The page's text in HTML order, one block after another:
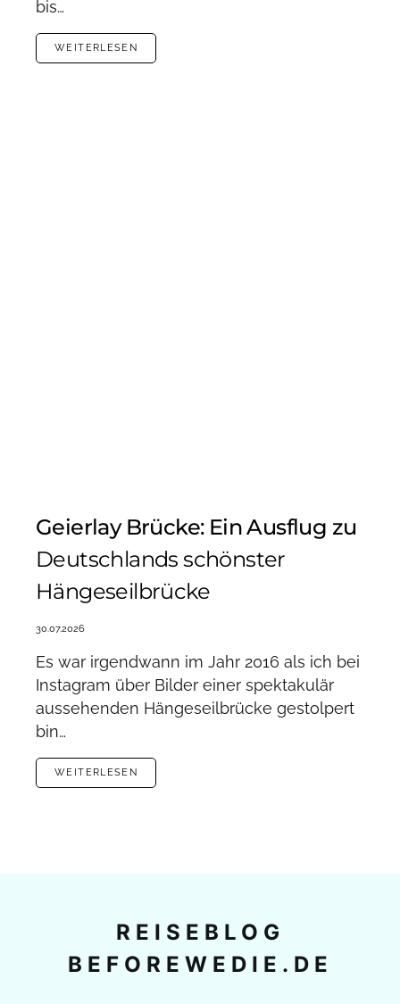
bis…
WEITERLESEN
Geierlay Brücke: Ein Ausflug zu
Deutschlands schönster
Hängeseilbrücke
30.07.2026
Es war irgendwann im Jahr 2016 als ich bei
Instagram über Bilder einer spektakulär
aussehenden Hängeseilbrücke gestolpert
bin…
WEITERLESEN
REISEBLOG
BEFOREWEDIE.DE